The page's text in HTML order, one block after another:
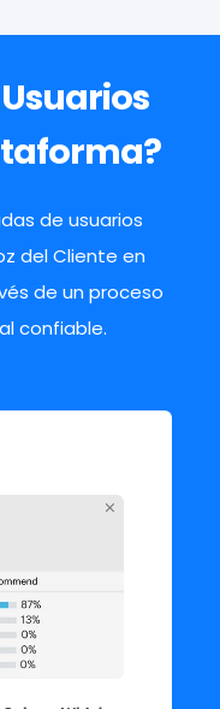
de usuarios
del Cliente en
de un proceso
confiable.